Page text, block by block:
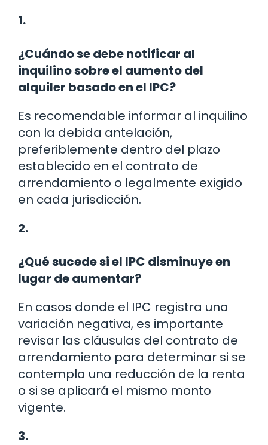
1.
¿Cuándo se debe notificar al
inquilino sobre el aumento del
alquiler basado en el IPC?
Es recomendable informar al inquilino
con la debida antelación,
preferiblemente dentro del plazo
establecido en el contrato de
arrendamiento o legalmente exigido
en cada jurisdicción.
2.
¿Qué sucede si el IPC disminuye en
lugar de aumentar?
En casos donde el IPC registra una
variación negativa, es importante
revisar las cláusulas del contrato de
arrendamiento para determinar si se
contempla una reducción de la renta
o si se aplicará el mismo monto
vigente.
3.